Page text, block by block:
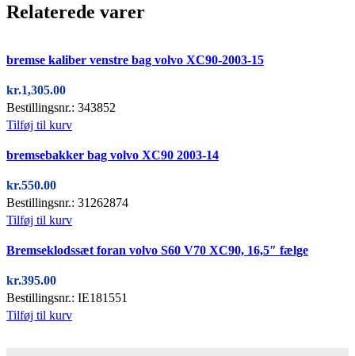
Relaterede varer
bremse kaliber venstre bag volvo XC90-2003-15
kr.1,305.00
Bestillingsnr.: 343852
Tilføj til kurv
bremsebakker bag volvo XC90 2003-14
kr.550.00
Bestillingsnr.: 31262874
Tilføj til kurv
Bremseklodssæt foran volvo S60 V70 XC90, 16,5″ fælge
kr.395.00
Bestillingsnr.: IE181551
Tilføj til kurv